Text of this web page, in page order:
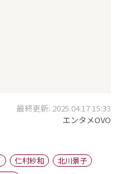
最終更新: 2025.04.17 15:33
エンタメOVO
仁村紗和
北川景子